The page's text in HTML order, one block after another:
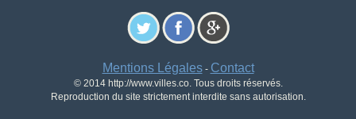
Mentions Légales- Contact
© 2014 http://www.villes.co. Tous droits réservés.
Reproduction du site strictement interdite sans autorisation.